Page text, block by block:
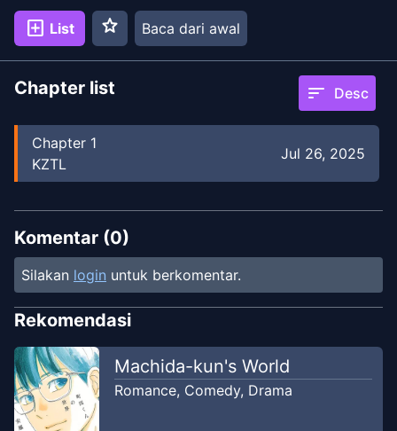
add_box List star Baca dari awal
Chapter list sort Desc
Chapter 1
KZTL
Jul 26, 2025
Komentar (0)
Silakan login untuk berkomentar.
Rekomendasi
Machida-kun's World
Romance, Comedy, Drama